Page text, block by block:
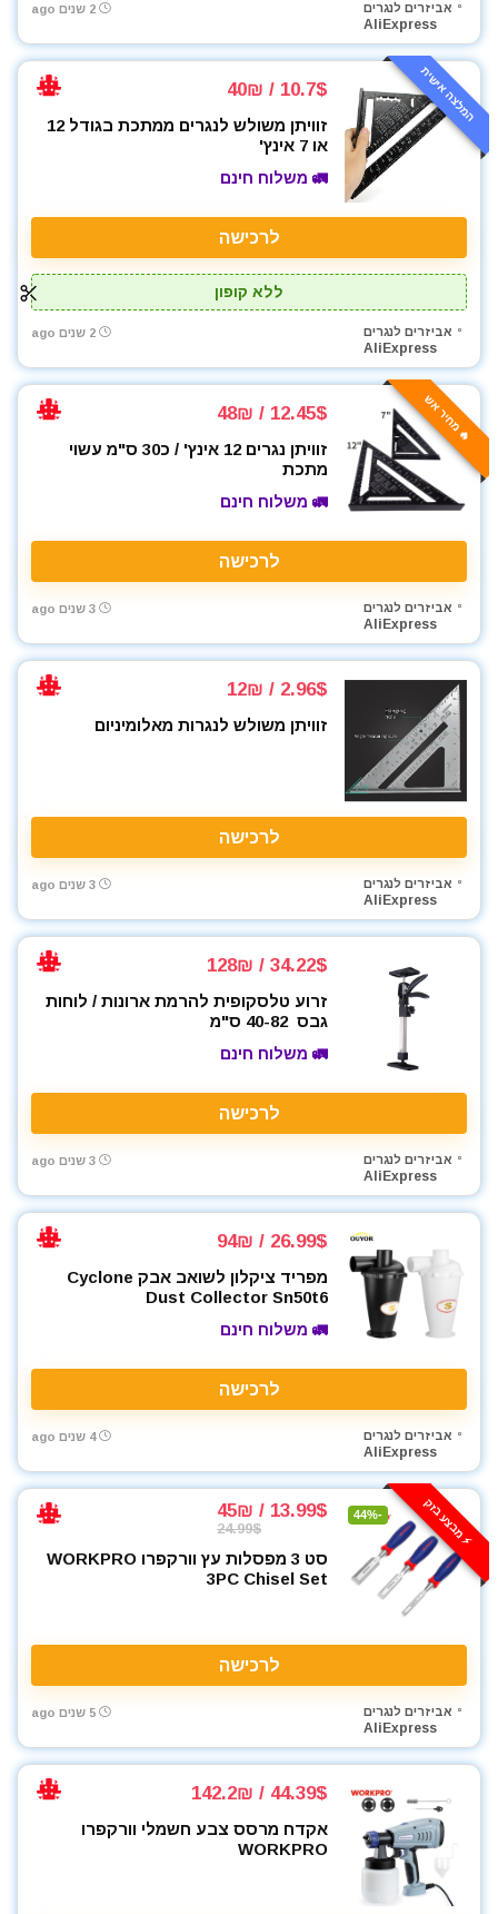
מטר
מכונת צביעה אירלס
מכונת שטיפה בלחץ
מלטשת / משייפת
מלטשת אקסצנטרית
מסור אנכי
מסור גבהים
מסור חרב
מסור שרשרת
מסורים
מסכות ריתוך
מפוח עלים
מפסלות
מפתח רטיטה 1/2"
מפתח רטיטה 3/4"
מקדחה רוטטת
מקדחים
מקצוע חשמלי
משחזת זווית
ניירות ליטוש
סוללות
סולמות
סכינים וכלי בישול
פטישון
פנסים ותאורה
קונגו / פטיש חציבה
רתכות
רתכת MIG CO2
רתכת אלקטרונית
רתכת ארגון TIG
שונות
אביזרים לנגרים
AliExpress
2 שנים ago
המלצה אישית 10.7$ / 40₪
זוויתן משולש לנגרים ממתכת בגודל 12
או 7 אינץ'
🚛 משלוח חינם
לרכישה
ללא קופון
אביזרים לנגרים
AliExpress
2 שנים ago
🔥 מחיר אש 12.45$ / 48₪
זוויתן נגרים 12 אינץ' / כ30 ס"מ עשוי
מתכת
🚛 משלוח חינם
לרכישה
אביזרים לנגרים
AliExpress
3 שנים ago
2.96$ / 12₪
זוויתן משולש לנגרות מאלומיניום
לרכישה
אביזרים לנגרים
AliExpress
3 שנים ago
34.22$ / 128₪
זרוע טלסקופית להרמת ארונות / לוחות
גבס 40-82 ס"מ
🚛 משלוח חינם
לרכישה
אביזרים לנגרים
AliExpress
3 שנים ago
26.99$ / 94₪
מפריד ציקלון לשואב אבק Cyclone
Dust Collector Sn50t6
🚛 משלוח חינם
לרכישה
אביזרים לנגרים
AliExpress
4 שנים ago
⚡️ מבצע בזק -44%
13.99$ / 45₪
24.99$
סט 3 מפסלות עץ וורקפרו WORKPRO
3PC Chisel Set
לרכישה
אביזרים לנגרים
AliExpress
5 שנים ago
44.39$ / 142.2₪
אקדח מרסס צבע חשמלי וורקפרו
WORKPRO